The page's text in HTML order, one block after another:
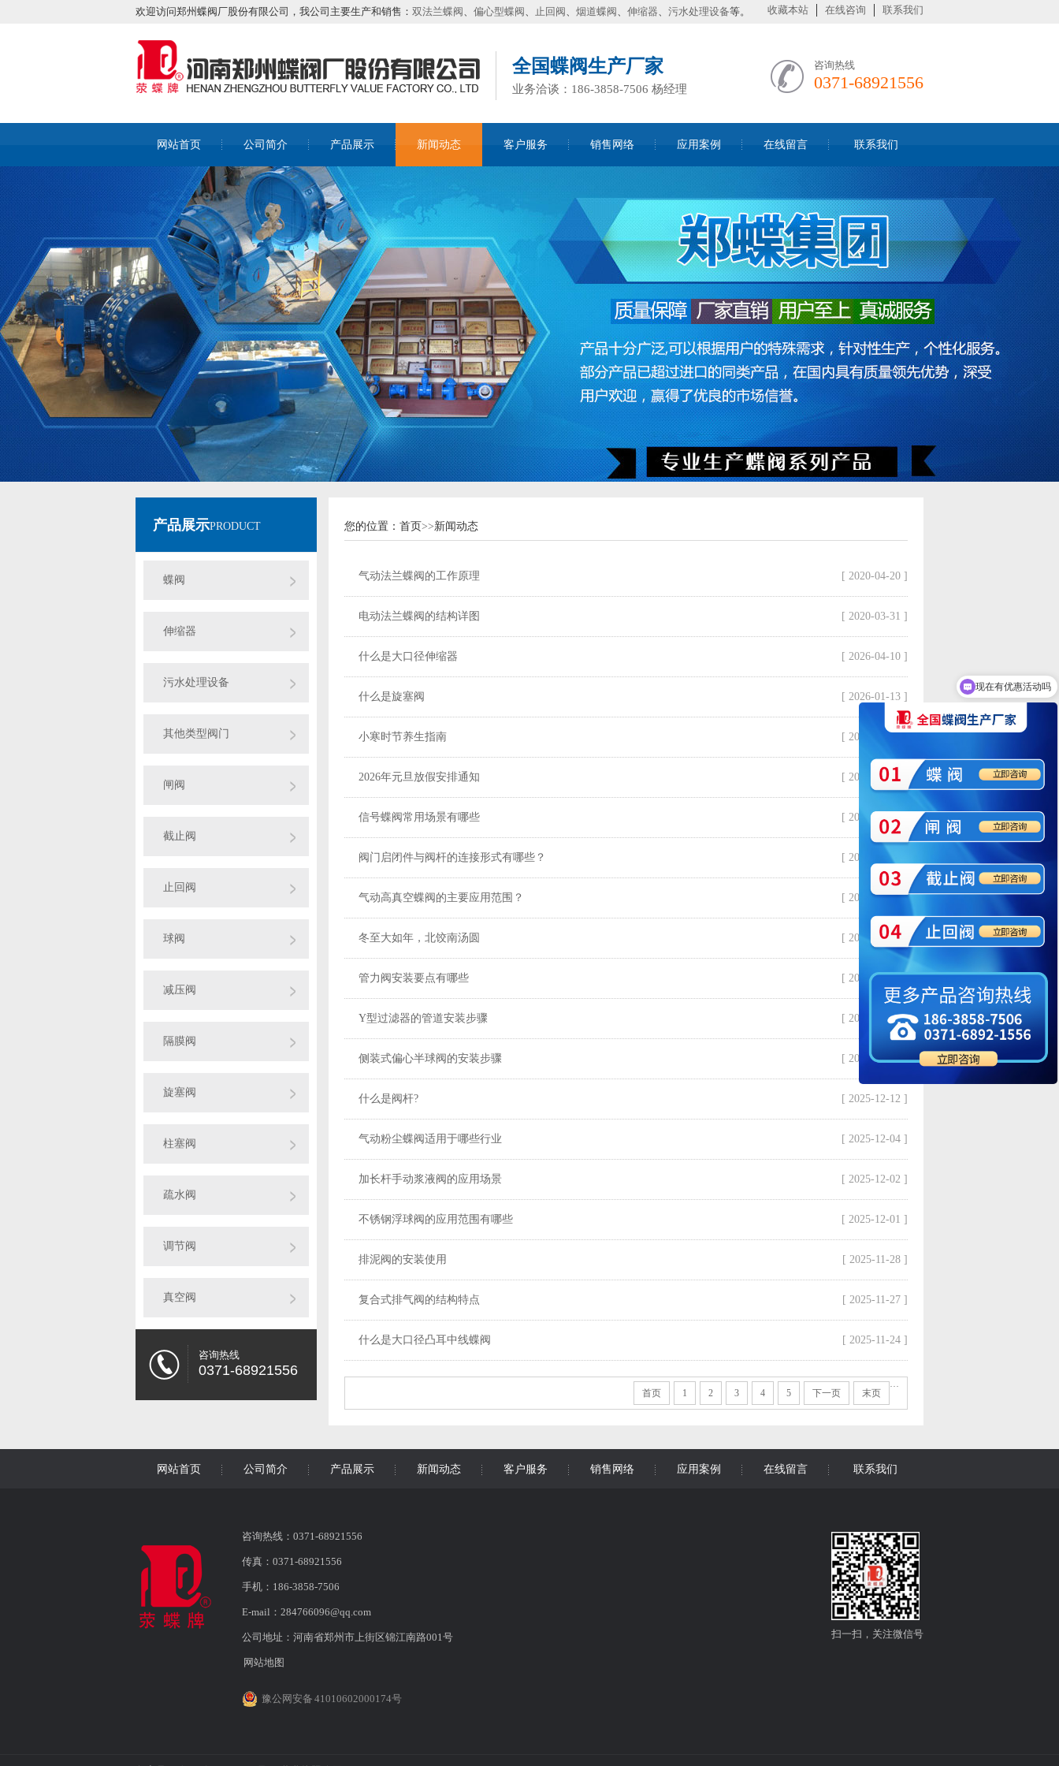
欢迎访问郑州蝶阀厂股份有限公司，我公司主要生产和销售： 双法兰蝶阀、 偏心型蝶阀、 止回阀、 烟道蝶阀、 伸缩器、 污水处理设备等。 收藏本站 在线咨询 联系我们
全国蝶阀生产厂家
业务洽谈：186-3858-7506 杨经理
咨询热线
0371-68921556
网站首页 公司简介 产品展示 新闻动态 客户服务 销售网络 应用案例 在线留言 联系我们
产品展示PRODUCT
蝶阀
伸缩器
污水处理设备
其他类型阀门
闸阀
截止阀
止回阀
球阀
减压阀
隔膜阀
旋塞阀
柱塞阀
疏水阀
调节阀
真空阀
咨询热线
0371-68921556
您的位置： 首页>>新闻动态
气动法兰蝶阀的工作原理 [ 2020-04-20 ]
电动法兰蝶阀的结构详图 [ 2020-03-31 ]
什么是大口径伸缩器 [ 2026-04-10 ]
什么是旋塞阀 [ 2026-01-13 ]
小寒时节养生指南 [ 2026-01-05 ]
2026年元旦放假安排通知 [ 2025-12-31 ]
信号蝶阀常用场景有哪些 [ 2025-12-25 ]
阀门启闭件与阀杆的连接形式有哪些？ [ 2025-12-23 ]
气动高真空蝶阀的主要应用范围？ [ 2025-12-22 ]
冬至大如年，北饺南汤圆 [ 2025-12-20 ]
管力阀安装要点有哪些 [ 2025-12-19 ]
Y型过滤器的管道安装步骤 [ 2025-12-17 ]
侧装式偏心半球阀的安装步骤 [ 2025-12-15 ]
什么是阀杆? [ 2025-12-12 ]
气动粉尘蝶阀适用于哪些行业 [ 2025-12-04 ]
加长杆手动浆液阀的应用场景 [ 2025-12-02 ]
不锈钢浮球阀的应用范围有哪些 [ 2025-12-01 ]
排泥阀的安装使用 [ 2025-11-28 ]
复合式排气阀的结构特点 [ 2025-11-27 ]
什么是大口径凸耳中线蝶阀 [ 2025-11-24 ]
首页 1 2 3 4 5
···
下一页 末页
网站首页 公司简介 产品展示 新闻动态 客户服务 销售网络 应用案例 在线留言 联系我们
咨询热线：0371-68921556
传真：0371-68921556
手机：186-3858-7506
E-mail：284766096@qq.com
公司地址：河南省郑州市上街区锦江南路001号
网站地图
豫公网安备 41010602000174号
扫一扫，关注微信号
现在有优惠活动吗